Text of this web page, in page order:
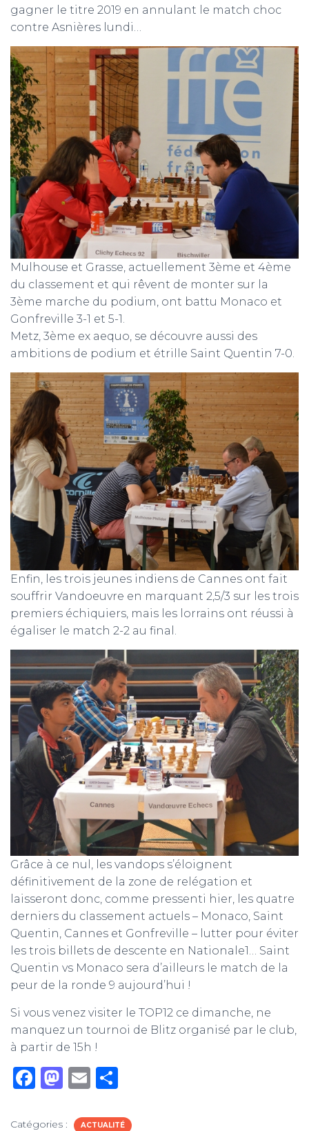
gagner le titre 2019 en annulant le match choc
contre Asnières lundi…
Mulhouse et Grasse, actuellement 3ème et 4ème
du classement et qui rêvent de monter sur la
3ème marche du podium, ont battu Monaco et
Gonfreville 3-1 et 5-1.
Metz, 3ème ex aequo, se découvre aussi des
ambitions de podium et étrille Saint Quentin 7-0.
Enfin, les trois jeunes indiens de Cannes ont fait
souffrir Vandoeuvre en marquant 2,5/3 sur les trois
premiers échiquiers, mais les lorrains ont réussi à
égaliser le match 2-2 au final.
Grâce à ce nul, les vandops s’éloignent
définitivement de la zone de relégation et
laisseront donc, comme pressenti hier, les quatre
derniers du classement actuels – Monaco, Saint
Quentin, Cannes et Gonfreville – lutter pour éviter
les trois billets de descente en Nationale1… Saint
Quentin vs Monaco sera d’ailleurs le match de la
peur de la ronde 9 aujourd’hui !
Si vous venez visiter le TOP12 ce dimanche, ne
manquez un tournoi de Blitz organisé par le club,
à partir de 15h !
F
c
M
st
E
ai ta
Catégories : ACTUALITÉ